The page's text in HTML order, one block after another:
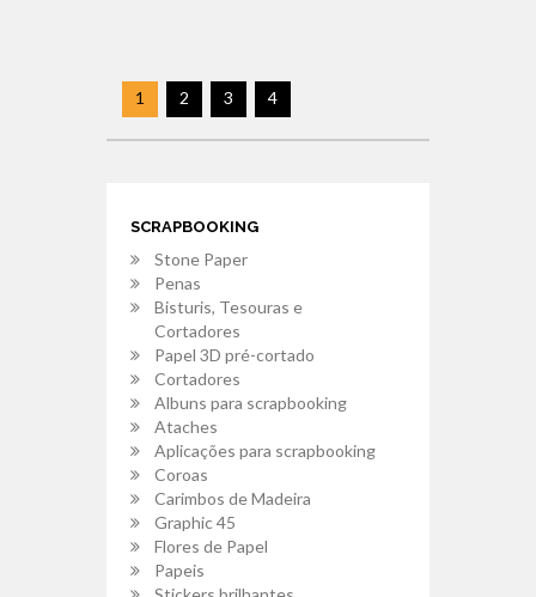
1 2 3 4
SCRAPBOOKING
Stone Paper
Penas
Bisturis, Tesouras e
Cortadores
Papel 3D pré-cortado
Cortadores
Albuns para scrapbooking
Ataches
Aplicações para scrapbooking
Coroas
Carimbos de Madeira
Graphic 45
Flores de Papel
Papeis